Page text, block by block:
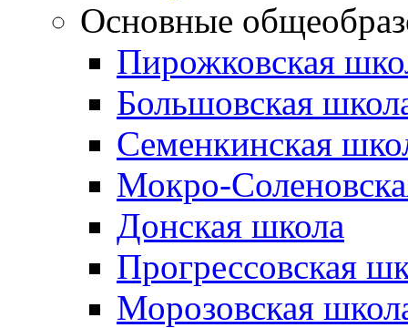
Основные
Пирожковская
Большовская
Семенкинская
Мокро-
Донская школа
Прогрессовская
Морозовская